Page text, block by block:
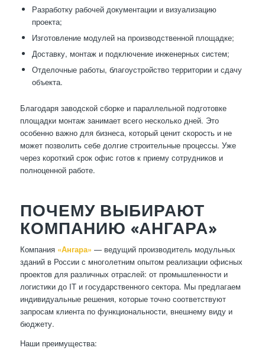
Разработку рабочей документации и визуализацию
проекта;
Изготовление модулей на производственной площадке;
Доставку, монтаж и подключение инженерных систем;
Отделочные работы, благоустройство территории и сдачу
объекта.
Благодаря заводской сборке и параллельной подготовке
площадки монтаж занимает всего несколько дней. Это
особенно важно для бизнеса, который ценит скорость и не
может позволить себе долгие строительные процессы. Уже
через короткий срок офис готов к приему сотрудников и
полноценной работе.
ПОЧЕМУ ВЫБИРАЮТ
КОМПАНИЮ «АНГАРА»
Компания «Ангара» — ведущий производитель модульных
зданий в России с многолетним опытом реализации офисных
проектов для различных отраслей: от промышленности и
логистики до IT и государственного сектора. Мы предлагаем
индивидуальные решения, которые точно соответствуют
запросам клиента по функциональности, внешнему виду и
бюджету.
Наши преимущества: